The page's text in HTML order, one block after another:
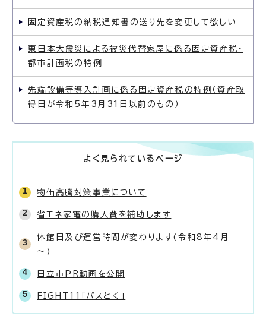
固定資産税の納税通知書の送り先を変更して欲しい
東日本大震災による被災代替家屋に係る固定資産税・
都市計画税の特例
先端設備等導入計画に係る固定資産税の特例（資産取
得日が令和5年3月31日以前のもの）
よく見られているページ
物価高騰対策事業について
省エネ家電の購入費を補助します
休館日及び運営時間が変わります(令和8年4月
～)
日立市PR動画を公開
FIGHT11「パスとく」